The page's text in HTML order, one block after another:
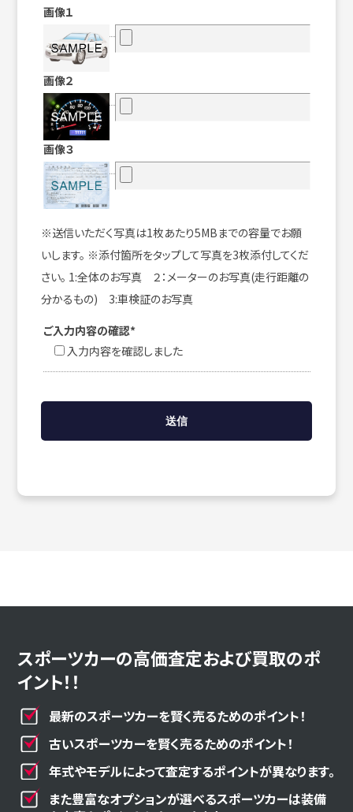
画像１
画像２
画像３
※送信いただく写真は1枚あたり5MBまでの容量でお願
いします。 ※添付箇所をタップして写真を3枚添付してくだ
さい。 1:全体のお写真 ２：メーターのお写真(走行距離の
分かるもの) 3:車検証のお写真
ご入力内容の確認*
入力内容を確認しました
スポーツカーの高価査定および買取のポ
イント！！
最新のスポーツカーを賢く売るためのポイント！
古いスポーツカーを賢く売るためのポイント！
年式やモデルによって査定するポイントが異なります。
また豊富なオプションが選べるスポーツカーは装備